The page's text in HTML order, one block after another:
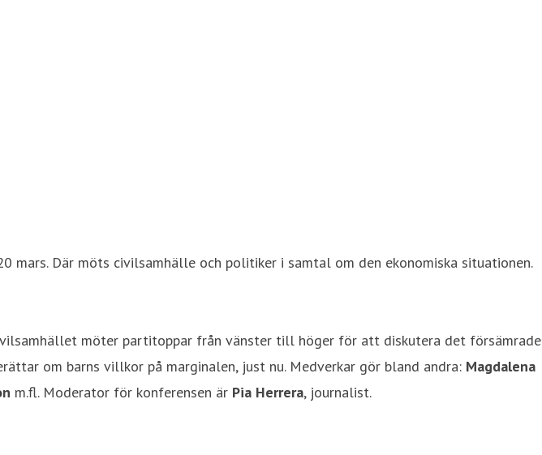
Där möts civilsamhälle och politiker i samtal om den ekonomiska situationen.
möter partitoppar från vänster till höger för att diskutera det försämrade
om barns villkor på marginalen, just nu. Medverkar gör bland andra: Magdalena
m.fl. Moderator för konferensen är Pia Herrera, journalist.